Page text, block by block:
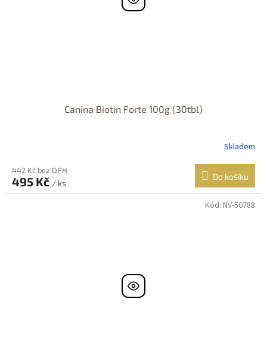
Canina Biotin Forte 100g (30tbl)
Skladem
442 Kč bez DPH
495 Kč / ks
Do košíku
Kód: NV-50788